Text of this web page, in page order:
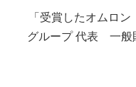
「受賞したオムロン
グループ 代表 一般